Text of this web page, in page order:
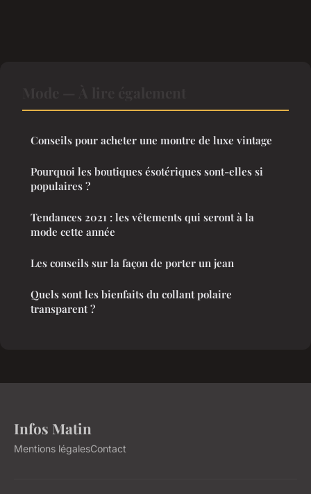
Conseils pour acheter une montre de luxe vintage
Pourquoi les boutiques ésotériques sont-elles si
populaires ?
Tendances 2021 : les vêtements qui seront à la
mode cette année
Les conseils sur la façon de porter un jean
Quels sont les bienfaits du collant polaire
transparent ?
Infos Matin
Mentions légalesContact